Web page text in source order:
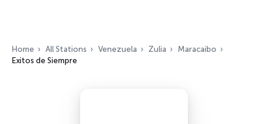
Home All Stations Venezuela Zulia
Maracaibo
Exitos de Siempre